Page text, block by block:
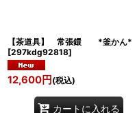
【茶道具】 常張鐶 *釜かん*
[297kdg92818]
12,600円 (税込)
カートに入れる